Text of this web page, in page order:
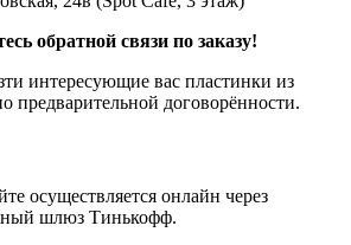
обратной связи по заказу!
интересующие вас пластинки из
предварительной договорённости.
осуществляется онлайн через
шлюз Тинькофф.